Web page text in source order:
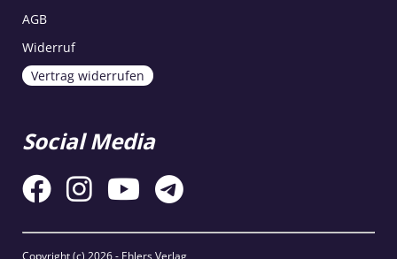
AGB
Widerruf
Vertrag widerrufen
Social Media
Copyright (c) 2026 - Ehlers Verlag